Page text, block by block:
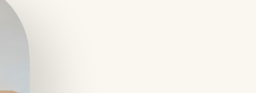
推奨環境